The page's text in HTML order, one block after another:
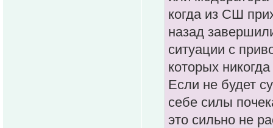
когда из СШ
назад
ситуации с
которых
Если не будет
себе силы
это сильно не